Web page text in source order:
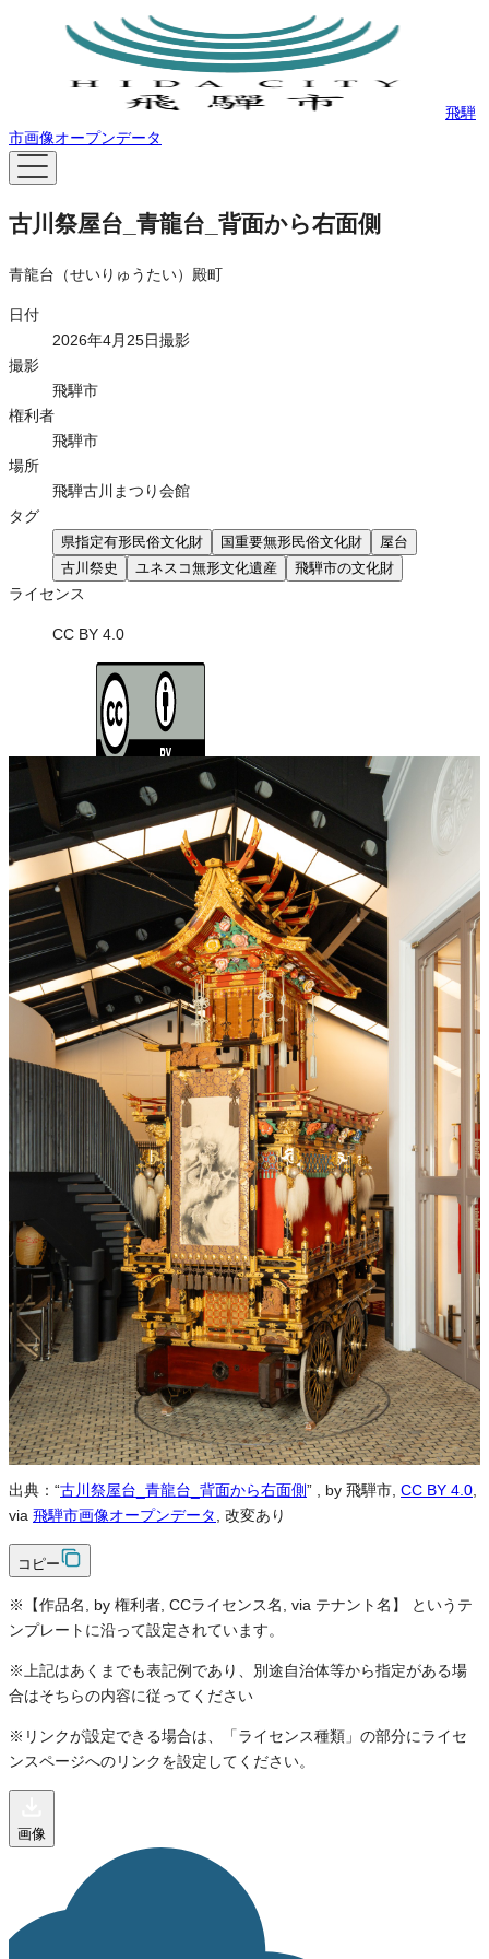
飛騨
市画像オープンデータ
古川祭屋台_青龍台_背面から右面側
青龍台（せいりゅうたい）殿町
日付
2026年4月25日撮影
撮影
飛騨市
権利者
飛騨市
場所
飛騨古川まつり会館
タグ
県指定有形民俗文化財 国重要無形民俗文化財
屋台
古川祭史
ユネスコ無形文化遺産 飛騨市の文化財
ライセンス
CC BY 4.0
ライセンスの内容を確認する
JSON-LD出力
Loading...
ダウンロード
この画像は、営利・非営利を問わずご利用いただけます。トリミン
グ・色変更などの改変も可能です。クレジット表記は必須です。
※本サイトの利用規約 も適用されます。
営利利用
改変
可
クレジット表記
必須
クレジット表記例
出典：“古川祭屋台_青龍台_背面から右面側”, by 飛騨市, CC BY 4.0
,
via飛騨市画像オープンデータ.
コピー
＜改変した場合＞クレジット表記例
出典：“古川祭屋台_青龍台_背面から右面側” , by 飛騨市, CC BY 4.0
via 飛騨市画像オープンデータ , 改変あり
コピー
※【作品名, by 権利者, CCライセンス名, via テナント名】 というテ
ンプレートに沿って設定されています。
※上記はあくまでも表記例であり、別途自治体等から指定がある場
合はそちらの内容に従ってください
※リンクが設定できる場合は、「ライセンス種類」の部分にライセ
ンスページへのリンクを設定してください。
画像